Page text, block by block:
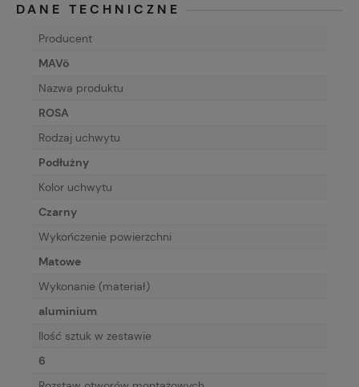
DANE TECHNICZNE
Producent
MAVö
Nazwa produktu
ROSA
Rodzaj uchwytu
Podłużny
Kolor uchwytu
Czarny
Wykończenie powierzchni
Matowe
Wykonanie (materiał)
aluminium
Ilość sztuk w zestawie
6